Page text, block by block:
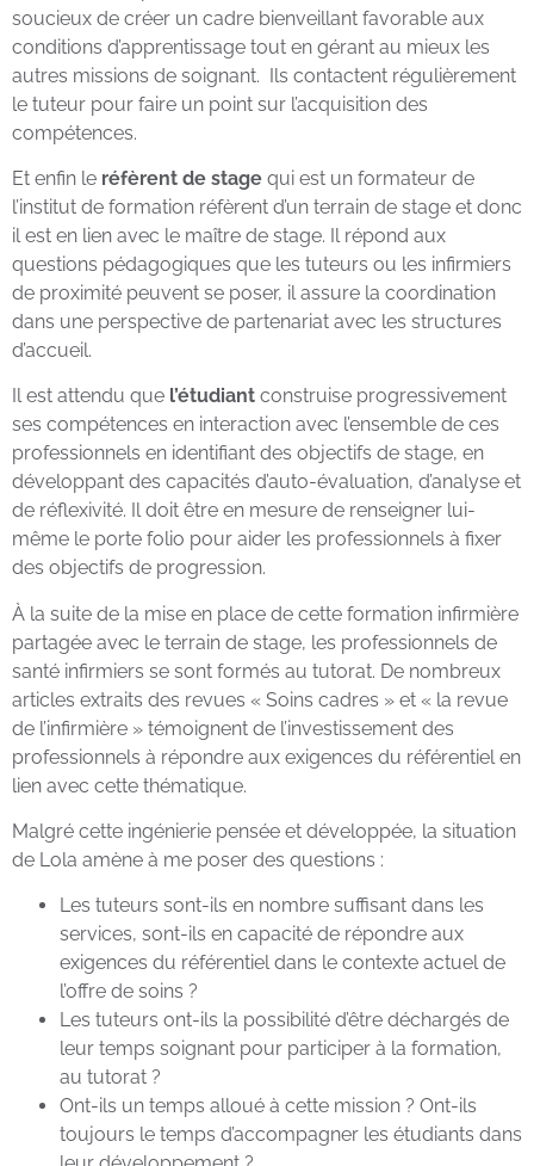
soucieux de créer un cadre bienveillant favorable aux
conditions d’apprentissage tout en gérant au mieux les
autres missions de soignant. Ils contactent régulièrement
le tuteur pour faire un point sur l’acquisition des
compétences.
Et enfin le réfèrent de stage qui est un formateur de
l’institut de formation réfèrent d’un terrain de stage et donc
il est en lien avec le maître de stage. Il répond aux
questions pédagogiques que les tuteurs ou les infirmiers
de proximité peuvent se poser, il assure la coordination
dans une perspective de partenariat avec les structures
d’accueil.
Il est attendu que l’étudiant construise progressivement
ses compétences en interaction avec l’ensemble de ces
professionnels en identifiant des objectifs de stage, en
développant des capacités d’auto-évaluation, d’analyse et
de réflexivité. Il doit être en mesure de renseigner lui-
même le porte folio pour aider les professionnels à fixer
des objectifs de progression.
À la suite de la mise en place de cette formation infirmière
partagée avec le terrain de stage, les professionnels de
santé infirmiers se sont formés au tutorat. De nombreux
articles extraits des revues « Soins cadres » et « la revue
de l’infirmière » témoignent de l’investissement des
professionnels à répondre aux exigences du référentiel en
lien avec cette thématique.
Malgré cette ingénierie pensée et développée, la situation
de Lola amène à me poser des questions :
Les tuteurs sont-ils en nombre suffisant dans les
services, sont-ils en capacité de répondre aux
exigences du référentiel dans le contexte actuel de
l’offre de soins ?
Les tuteurs ont-ils la possibilité d’être déchargés de
leur temps soignant pour participer à la formation,
au tutorat ?
Ont-ils un temps alloué à cette mission ? Ont-ils
toujours le temps d’accompagner les étudiants dans